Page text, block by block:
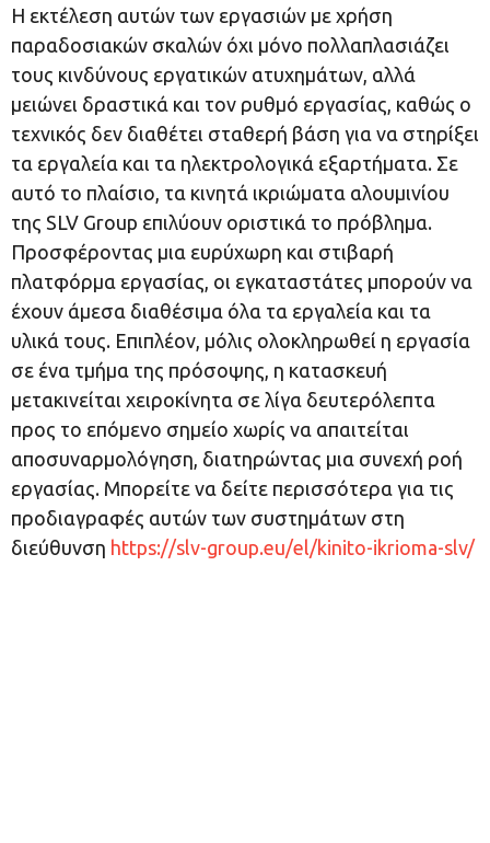
Η εκτέλεση αυτών των εργασιών με χρήση
παραδοσιακών σκαλών όχι μόνο πολλαπλασιάζει
τους κινδύνους εργατικών ατυχημάτων, αλλά
μειώνει δραστικά και τον ρυθμό εργασίας, καθώς ο
τεχνικός δεν διαθέτει σταθερή βάση για να στηρίξει
τα εργαλεία και τα ηλεκτρολογικά εξαρτήματα. Σε
αυτό το πλαίσιο, τα κινητά ικριώματα αλουμινίου
της SLV Group επιλύουν οριστικά το πρόβλημα.
Προσφέροντας μια ευρύχωρη και στιβαρή
πλατφόρμα εργασίας, οι εγκαταστάτες μπορούν να
έχουν άμεσα διαθέσιμα όλα τα εργαλεία και τα
υλικά τους. Επιπλέον, μόλις ολοκληρωθεί η εργασία
σε ένα τμήμα της πρόσοψης, η κατασκευή
μετακινείται χειροκίνητα σε λίγα δευτερόλεπτα
προς το επόμενο σημείο χωρίς να απαιτείται
αποσυναρμολόγηση, διατηρώντας μια συνεχή ροή
εργασίας. Μπορείτε να δείτε περισσότερα για τις
προδιαγραφές αυτών των συστημάτων στη
διεύθυνση https://slv-group.eu/el/kinito-ikrioma-slv/